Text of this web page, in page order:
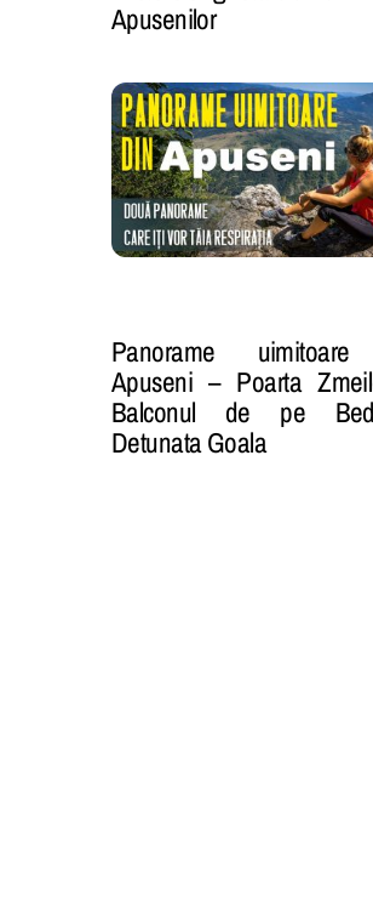
Apusenilor
Panorame
Apuseni – Poarta
Balconul de pe
Detunata Goala